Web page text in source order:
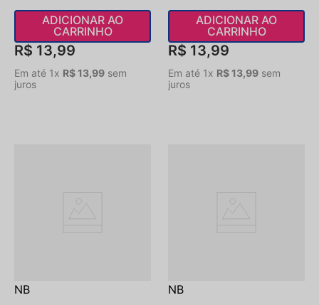
ADICIONAR AO
CARRINHO
R$ 13,99
Em até 1x R$13,99 sem
juros
ADICIONAR AO
CARRINHO
R$ 13,99
Em até 1x R$13,99 sem
juros
NB NB